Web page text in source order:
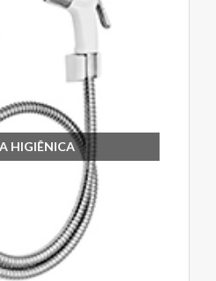
HIGIÊNICA